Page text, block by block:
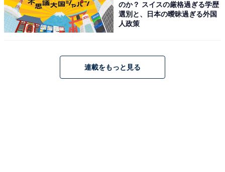
のか？ スイスの厳格過ぎる学歴
選別と、日本の曖昧過ぎる外国
人政策
連載をもっと見る